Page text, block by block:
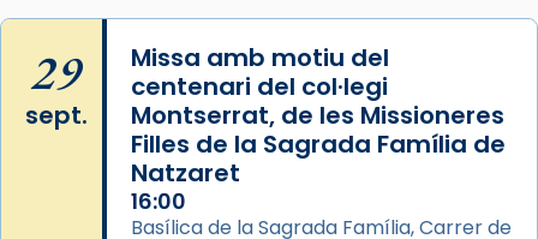
29
sept.
Missa amb motiu del
centenari del col·legi
Montserrat, de les Missioneres
Filles de la Sagrada Família de
Natzaret
16:00
Basílica de la Sagrada Família, Carrer de